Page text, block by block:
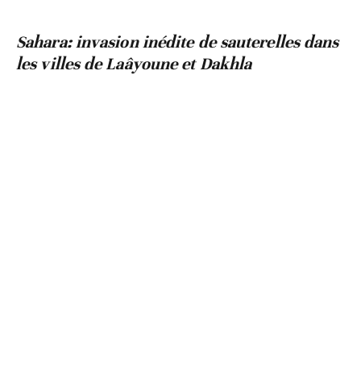
Sahara: invasion inédite de sauterelles dans
les villes de Laâyoune et Dakhla